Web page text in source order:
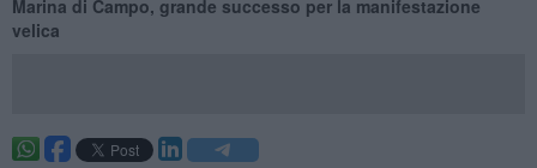
Marina di Campo, grande successo per la manifestazione
velica